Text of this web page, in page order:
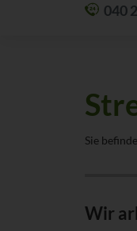
040
anrufen:
Sie
Wir